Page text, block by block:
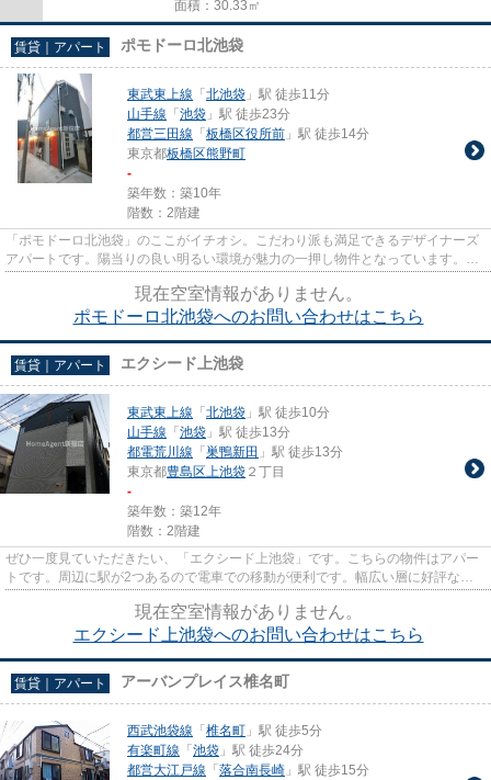
面積：30.33㎡
賃貸｜アパート ポモドーロ北池袋
東武東上線 「 北池袋 」駅 徒歩11分
山手線 「 池袋 」駅 徒歩23分
都営三田線 「 板橋区役所前 」駅 徒歩14分
東京都板橋区熊野町
-
築年数：築10年
階数：2階建
「ポモドーロ北池袋」のここがイチオシ。こだわり派も満足できるデザイナーズ
アパートです。陽当りの良い明るい環境が魅力の一押し物件となっています。築
現在空室情報がありません。
ポモドーロ北池袋へのお問い合わせはこちら
賃貸｜アパート エクシード上池袋
東武東上線 「 北池袋 」駅 徒歩10分
山手線 「 池袋 」駅 徒歩13分
都電荒川線 「 巣鴨新田 」駅 徒歩13分
東京都豊島区上池袋 ２丁目
-
築年数：築12年
階数：2階建
ぜひ一度見ていただきたい、「エクシード上池袋」です。こちらの物件はアパー
トです。周辺に駅が2つあるので電車での移動が便利です。幅広い層に好評な、
現在空室情報がありません。
エクシード上池袋へのお問い合わせはこちら
賃貸｜アパート アーバンプレイス椎名町
西武池袋線 「 椎名町 」駅 徒歩5分
有楽町線 「 池袋 」駅 徒歩24分
都営大江戸線 「 落合南長崎 」駅 徒歩15分